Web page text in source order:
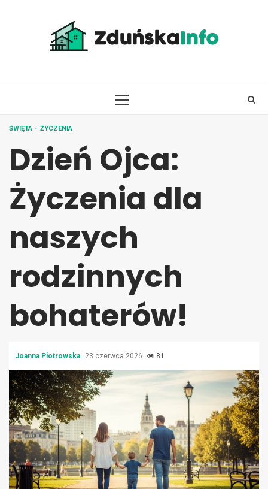
PRIMARY
ŚWIĘTA ŻYCZENIA
Dzień Ojca:
Życzenia dla
naszych
rodzinnych
bohaterów!
Joanna Piotrowska 23 czerwca 2026 81